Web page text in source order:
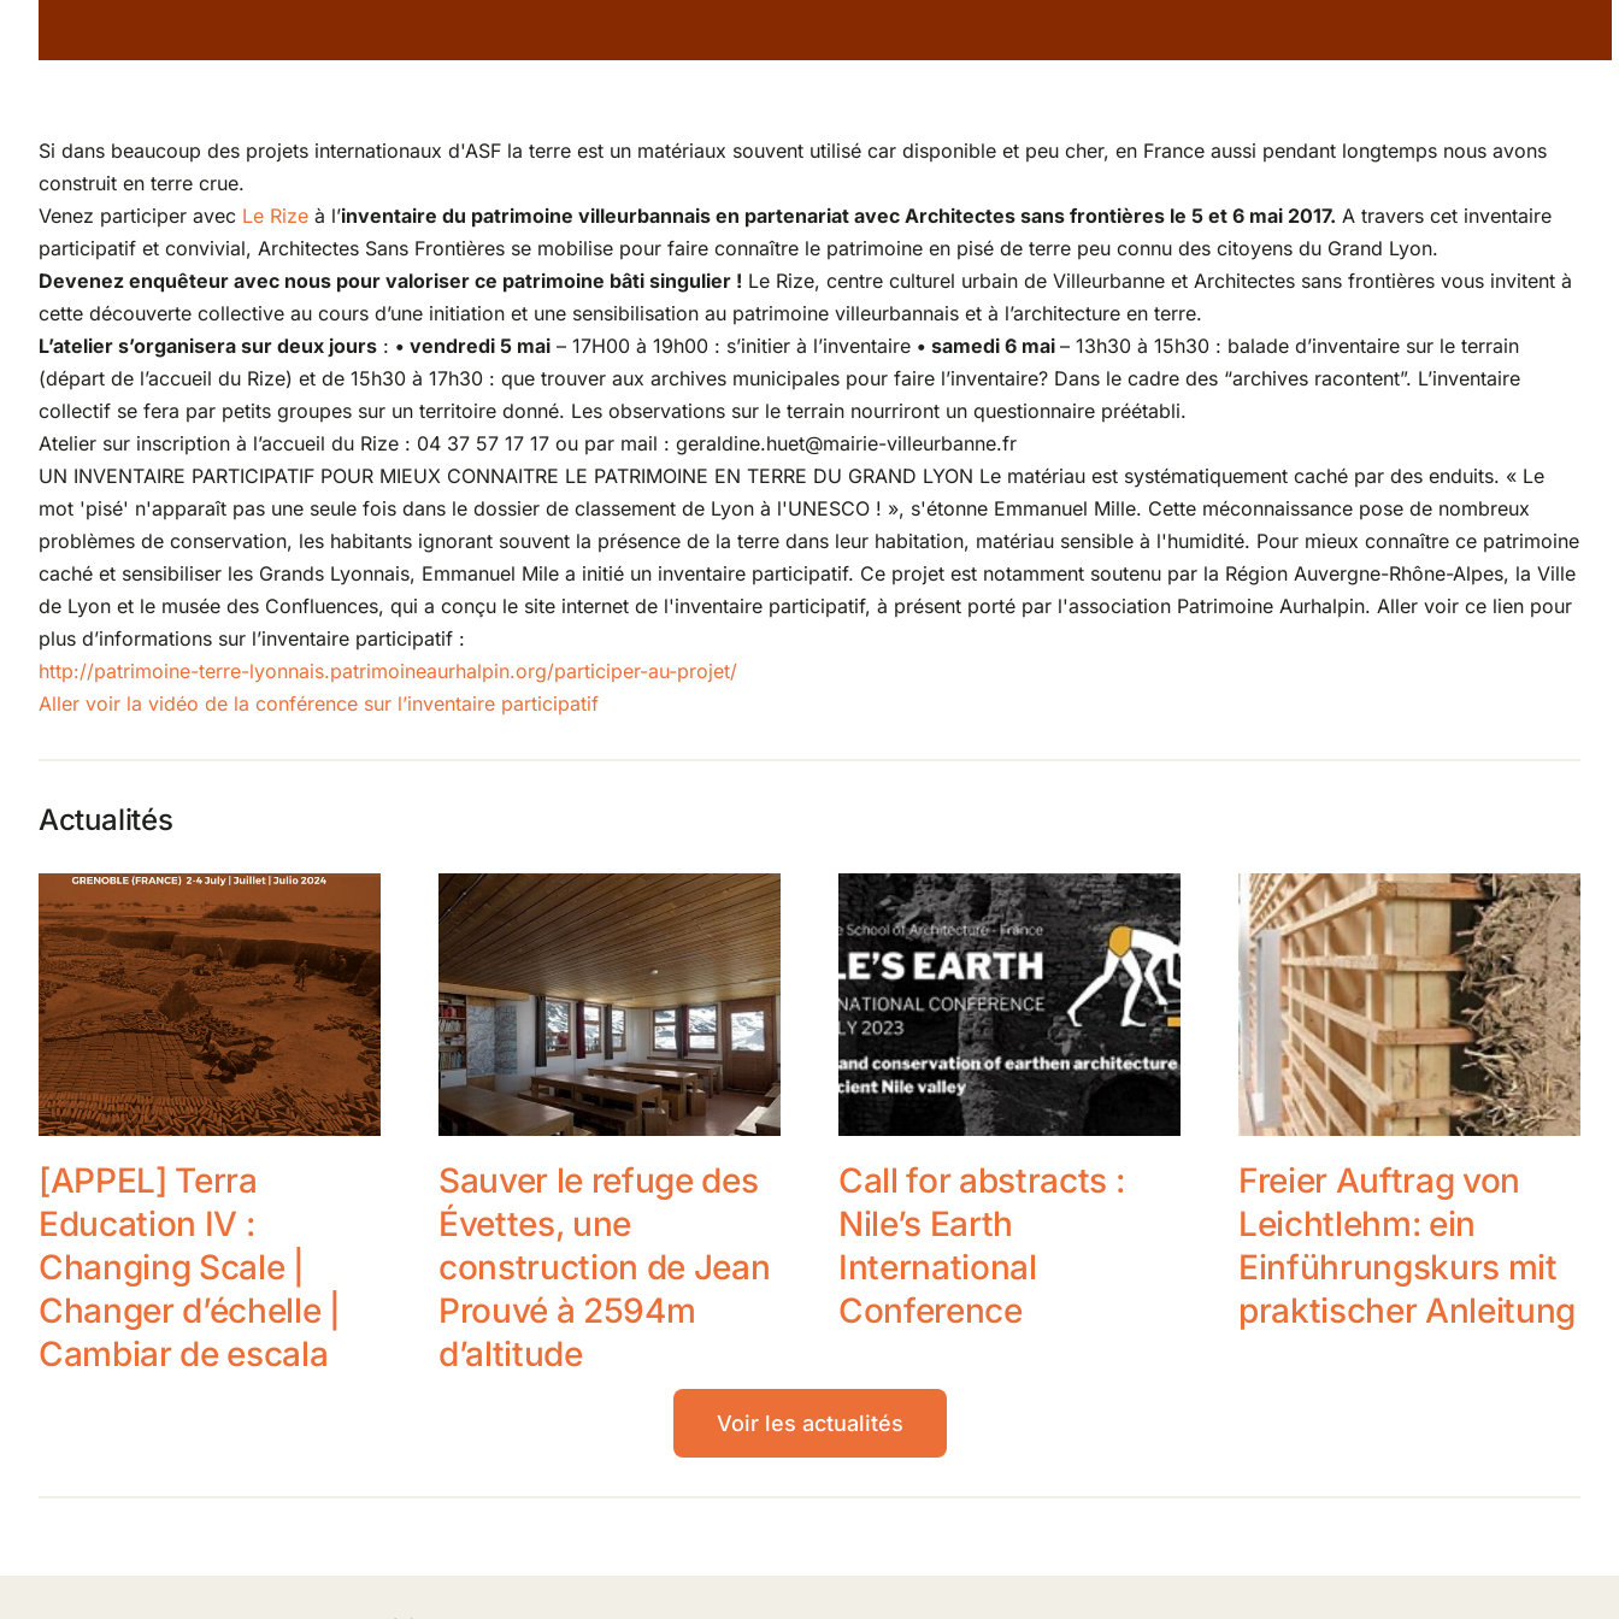
Si dans beaucoup des projets internationaux d'ASF la terre est un matériaux souvent utilisé car disponible et peu cher, en France aussi pendant longtemps nous avons
construit en terre crue.
Venez participer avec Le Rizeà l’inventaire du patrimoine villeurbannais en partenariat avec Architectes sans frontières le 5 et 6 mai 2017. A travers cet inventaire
participatif et convivial, Architectes Sans Frontières se mobilise pour faire connaître le patrimoine en pisé de terre peu connu des citoyens du Grand Lyon.
Devenez enquêteur avec nous pour valoriser ce patrimoine bâti singulier ! Le Rize, centre culturel urbain de Villeurbanne et Architectes sans frontières vous invitent à
cette découverte collective au cours d’une initiation et une sensibilisation au patrimoine villeurbannais et à l’architecture en terre.
L’atelier s’organisera sur deux jours: • vendredi 5 mai– 17H00 à 19h00 : s’initier à l’inventaire • samedi 6 mai – 13h30 à 15h30 : balade d’inventaire sur le terrain
(départ de l’accueil du Rize) et de 15h30 à 17h30 : que trouver aux archives municipales pour faire l’inventaire? Dans le cadre des “archives racontent”. L’inventaire
collectif se fera par petits groupes sur un territoire donné. Les observations sur le terrain nourriront un questionnaire préétabli.
Atelier sur inscription à l’accueil du Rize : 04 37 57 17 17 ou par mail : geraldine.huet@mairie-villeurbanne.fr
UN INVENTAIRE PARTICIPATIF POUR MIEUX CONNAITRE LE PATRIMOINE EN TERRE DU GRAND LYON Le matériau est systématiquement caché par des enduits. « Le
mot 'pisé' n'apparaît pas une seule fois dans le dossier de classement de Lyon à l'UNESCO ! », s'étonne Emmanuel Mille. Cette méconnaissance pose de nombreux
problèmes de conservation, les habitants ignorant souvent la présence de la terre dans leur habitation, matériau sensible à l'humidité. Pour mieux connaître ce patrimoine
caché et sensibiliser les Grands Lyonnais, Emmanuel Mile a initié un inventaire participatif. Ce projet est notamment soutenu par la Région Auvergne-Rhône-Alpes, la Ville
de Lyon et le musée des Confluences, qui a conçu le site internet de l'inventaire participatif, à présent porté par l'association Patrimoine Aurhalpin. Aller voir ce lien pour
plus d’informations sur l’inventaire participatif :
http://patrimoine-terre-lyonnais.patrimoineaurhalpin.org/participer-au-projet/
Aller voir la vidéo de la conférence sur l’inventaire participatif
Actualités
[APPEL] Terra
Education IV :
Changing Scale |
Changer d’échelle |
Cambiar de escala
Sauver le refuge des
Évettes, une
construction de Jean
Prouvé à 2594m
d’altitude
Call for abstracts :
Nile’s Earth
International
Conference
Freier Auftrag von
Leichtlehm: ein
Einführungskurs mit
praktischer Anleitung
Voir les actualités